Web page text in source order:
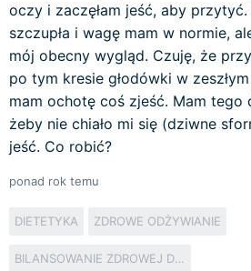
oczy i zaczęłam jeść, aby
szczupła i wagę mam w normie,
mój obecny wygląd. Czuję, że
po tym kresie głodówki w
mam ochotę coś zjeść. Mam tego
żeby nie chiało mi się (dziwne
jeść. Co robić?
ponad rok temu
DIETETYKA ZDROWE ODŻYWIANIE
BILANSOWANIE ZDROWEJ DIETY